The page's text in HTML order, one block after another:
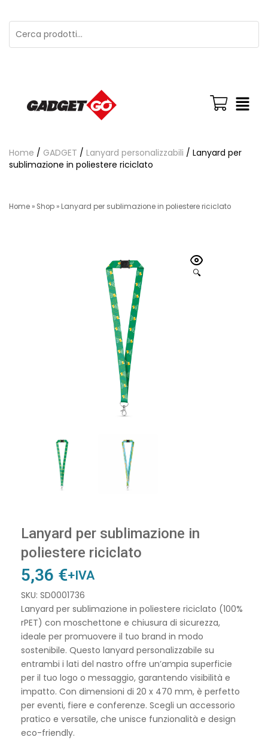
Home / GADGET / Lanyard personalizzabili / Lanyard per
sublimazione in poliestere riciclato
Home » Shop » Lanyard per sublimazione in poliestere riciclato
🔍
Lanyard per sublimazione in
poliestere riciclato
5,36 €+IVA
SKU: SD0001736
Lanyard per sublimazione in poliestere riciclato (100%
rPET) con moschettone e chiusura di sicurezza,
ideale per promuovere il tuo brand in modo
sostenibile. Questo lanyard personalizzabile su
entrambi i lati del nastro offre un’ampia superficie
per il tuo logo o messaggio, garantendo visibilità e
impatto. Con dimensioni di 20 x 470 mm, è perfetto
per eventi, fiere e conferenze. Scegli un accessorio
pratico e versatile, che unisce funzionalità e design
eco-friendly.